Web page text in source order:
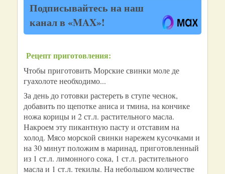
Подписывайтесь на наш
канал в «MAX»!
Рецепт приготовления:
Чтобы приготовить Морские свинки моле де
гуахолоте необходимо...
За день до готовки растереть в ступе чеснок,
добавить по щепотке аниса и тмина, на кончике
ножа корицы и 2 ст.л. растительного масла.
Накроем эту пикантную пасту и отставим на
холод. Мясо морской свинки нарежем кусочками и
на 30 минут положим в маринад, приготовленный
из 1 ст.л. лимонного сока, 1 ст.л. растительного
масла и 1 ст.л. текилы. На небольшом количестве